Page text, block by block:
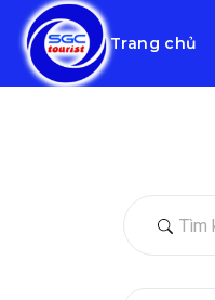
Trang chủ